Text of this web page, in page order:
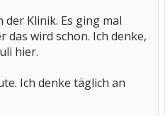
Klinik. Es ging mal
das wird schon. Ich denke,
hier.
Ich denke täglich an